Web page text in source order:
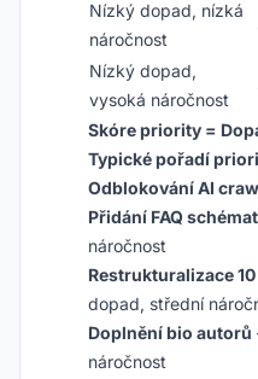
Nízký dopad, nízká
náročnost
Nízký dopad,
vysoká náročnost
Skóre priority =
Typické pořadí
Odblokování AI
Přidání FAQ
náročnost
Restrukturalizace
dopad, střední
Doplnění bio autorů
náročnost